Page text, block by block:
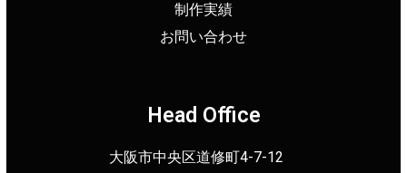
制作実績
お問い合わせ
Head Office
大阪市中央区道修町4-7-12